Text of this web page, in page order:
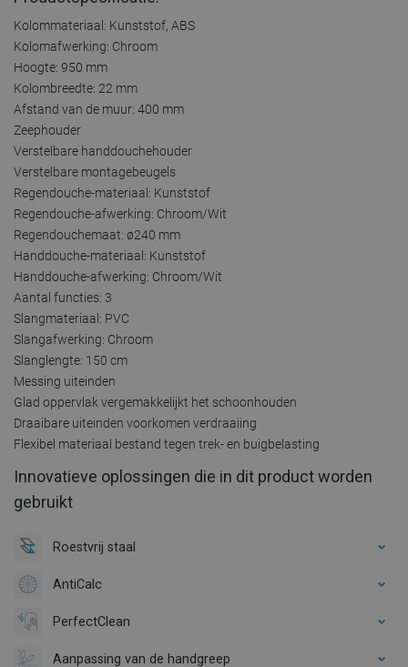
Kolommateriaal: Kunststof, ABS
Kolomafwerking: Chroom
Hoogte: 950 mm
Kolombreedte: 22 mm
Afstand van de muur: 400 mm
Zeephouder
Verstelbare handdouchehouder
Verstelbare montagebeugels
Regendouche-materiaal: Kunststof
Regendouche-afwerking: Chroom/Wit
Regendouchemaat: ø240 mm
Handdouche-materiaal: Kunststof
Handdouche-afwerking: Chroom/Wit
Aantal functies: 3
Slangmateriaal: PVC
Slangafwerking: Chroom
Slanglengte: 150 cm
Messing uiteinden
Glad oppervlak vergemakkelijkt het schoonhouden
Draaibare uiteinden voorkomen verdraaiing
Flexibel materiaal bestand tegen trek- en buigbelasting
Innovatieve oplossingen die in dit product worden
gebruikt
Roestvrij staal
AntiCalc
PerfectClean
Aanpassing van de handgreep